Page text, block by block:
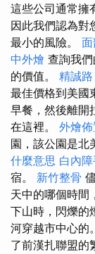
這些公司通常擁
因此我們認為對
最小的風險。
中外燴 查詢我
的價值。 精誠
最佳價格到美國
早餐，然後離開
在這裡。 外燴佈
園，該公園是北
什麼意思 白內
宿。 新竹整骨
天中的哪個時間
下山時，閃爍的
河穿越市中心的
了前漢扎聯盟的